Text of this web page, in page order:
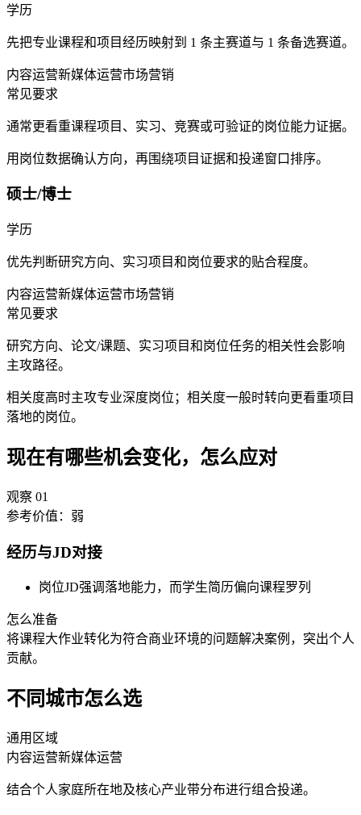
学历
先把专业课程和项目经历映射到 1 条主赛道与 1 条备选赛道。
内容运营新媒体运营市场营销
常见要求
通常更看重课程项目、实习、竞赛或可验证的岗位能力证据。
用岗位数据确认方向，再围绕项目证据和投递窗口排序。
硕士/博士
学历
优先判断研究方向、实习项目和岗位要求的贴合程度。
内容运营新媒体运营市场营销
常见要求
研究方向、论文/课题、实习项目和岗位任务的相关性会影响
主攻路径。
相关度高时主攻专业深度岗位；相关度一般时转向更看重项目
落地的岗位。
现在有哪些机会变化，怎么应对
观察 01
参考价值： 弱
经历与JD对接
岗位JD强调落地能力，而学生简历偏向课程罗列
怎么准备
将课程大作业转化为符合商业环境的问题解决案例，突出个人
贡献。
不同城市怎么选
通用区域
内容运营新媒体运营
结合个人家庭所在地及核心产业带分布进行组合投递。